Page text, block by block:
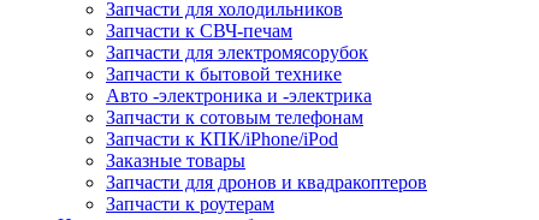
Запчасти для холодильников
Запчасти к СВЧ-печам
Запчасти для электромясорубок
Запчасти к бытовой технике
Авто -электроника и -электрика
Запчасти к сотовым телефонам
Запчасти к КПК/iPhone/iPod
Заказные товары
Запчасти для дронов и квадракоптеров
Запчасти к роутерам